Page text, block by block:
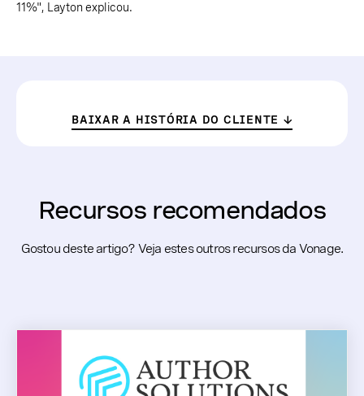
11%", Layton explicou.
BAIXAR A HISTÓRIA DO CLIENTE
Recursos recomendados
Gostou deste artigo? Veja estes outros recursos da Vonage.